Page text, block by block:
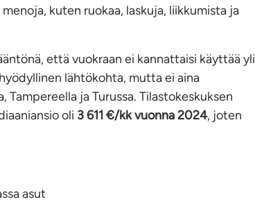
kuten ruokaa, laskuja, liikkumista ja
että vuokraan ei kannattaisi käyttää yli
lähtökohta, mutta ei aina
ja Turussa. Tilastokeskuksen
oli 3 611 €/kk vuonna 2024, joten
asut